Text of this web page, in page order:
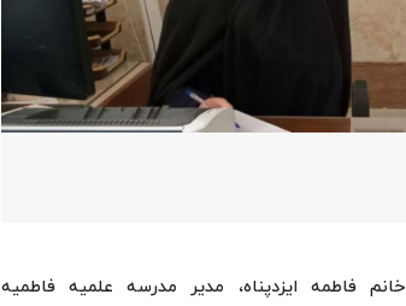
فاطمه ایزدپناه، مدیر مدرسه علمیه فاطمیه